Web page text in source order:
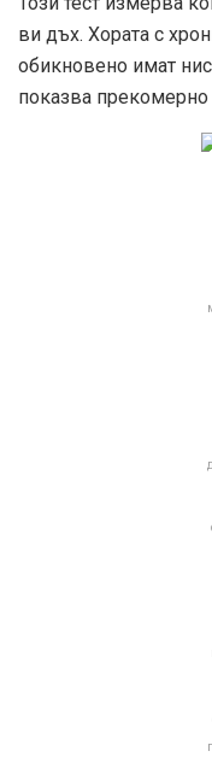
ви дъх. Хората с
обикновено имат
показва